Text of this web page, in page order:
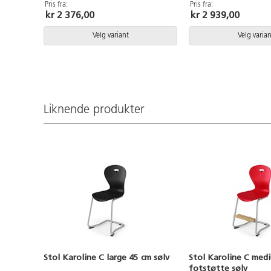
188 cm sitter bekvemt og ergonomisk
riktig i stolen. Veskekrok på baksiden
.Kan stables. Sølvlakkert understell
RAL 9006. Sittehøyde 45 cm.
Setebredde 42 cm. Setedybde 40 cm.
Pris fra:
kr 2 376,00
Velg variant
brukere mellom 133 og
bekvemt og
Veskekrok på
maks 4 stler. Kan
stolen snus. Enkel å
Pris fra:
kr 2 939,00
Velg
Liknende produkter
Stol Karoline C large 45 cm sølv
Stol Karoline C
fotstøtte sølv